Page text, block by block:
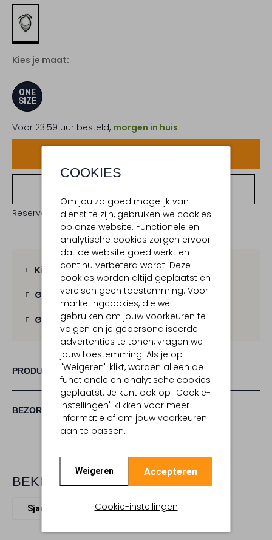
COOKIES
Om jou zo goed mogelijk van
dienst te zijn, gebruiken we cookies
op onze website. Functionele en
analytische cookies zorgen ervoor
dat de website goed werkt en
continu verbeterd wordt. Deze
cookies worden altijd geplaatst en
vereisen geen toestemming. Voor
marketingcookies, die we
gebruiken om jouw voorkeuren te
volgen en je gepersonaliseerde
advertenties te tonen, vragen we
jouw toestemming. Als je op
"Weigeren" klikt, worden alleen de
functionele en analytische cookies
geplaatst. Je kunt ook op "Cookie-
instellingen" klikken voor meer
informatie of om jouw voorkeuren
aan te passen.
Weigeren Accepteren
Cookie-instellingen
Kies je maat:
ONE
SIZE
Voor 23:59 uur besteld, morgen in huis
Reserveer direct in een van onze 19 boutiques
Kies zelf je bezorgmoment
Gratis verzendingvanaf € 100,-
Gratis retourbinnen 30 dagen
PRODUCT INFORMATIE
BEZORGEN & RETOURNEREN
BEKIJK MEER
Sjaals Assem